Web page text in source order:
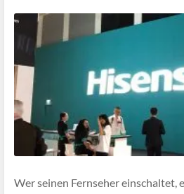
Wer seinen Fernseher einschaltet,